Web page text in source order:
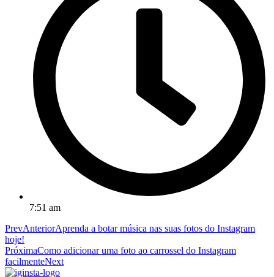
7:51 am
PrevAnteriorAprenda a botar música nas suas fotos do Instagram
hoje!
PróximaComo adicionar uma foto ao carrossel do Instagram
facilmenteNext